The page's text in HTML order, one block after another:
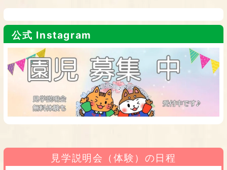
公式 Instagram
見学説明会（体験）の日程